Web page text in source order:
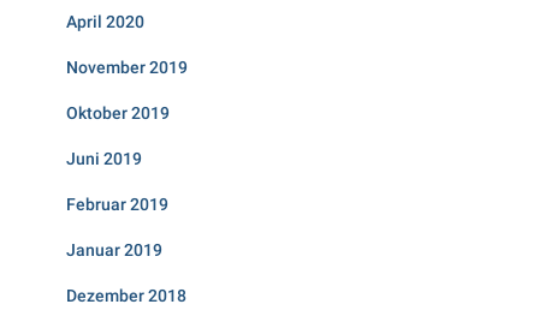
April 2020
November 2019
Oktober 2019
Juni 2019
Februar 2019
Januar 2019
Dezember 2018